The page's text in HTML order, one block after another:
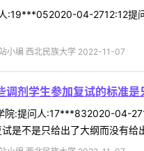
:19***052020-04-2712:12提
小编 西北民族大学 2022-11-07
调剂学生参加复试的标准是
院:提问人:17***832020-04-
是不是只给出了大纲而没有